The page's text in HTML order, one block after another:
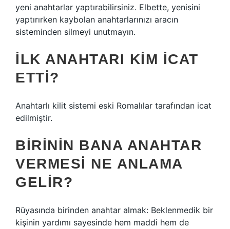
yeni anahtarlar yaptırabilirsiniz. Elbette, yenisini
yaptırırken kaybolan anahtarlarınızı aracın
sisteminden silmeyi unutmayın.
İLK ANAHTARI KIM ICAT
ETTI?
Anahtarlı kilit sistemi eski Romalılar tarafından icat
edilmiştir.
BIRININ BANA ANAHTAR
VERMESI NE ANLAMA
GELIR?
Rüyasında birinden anahtar almak: Beklenmedik bir
kişinin yardımı sayesinde hem maddi hem de